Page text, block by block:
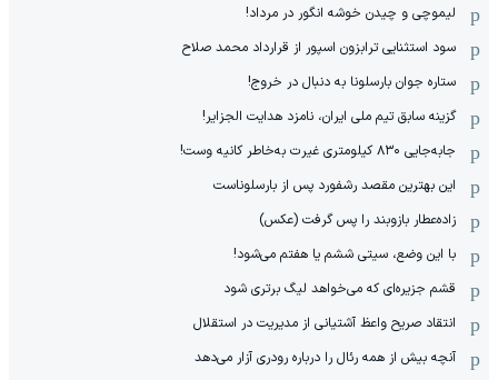
لیموچی و چیدن خوشه انگور در مرداد!
سود استثنایی ترابزون اسپور از قرارداد محمد صلاح
ستاره جوان بارسلونا به دنبال در خروج!
گزینه سابق تیم ملی ایران، نامزد هدایت الجزایر!
جابه‌جایی ۸۳۰ کیلومتری غیرت به‌خاطر کانیه وست!
این بهترین مقصد رشفورد پس از بارسلوناست
زاده‌عطار بازوبند را پس گرفت (عکس)
با این وضع، سیتی ششم یا هفتم می‌شود!
قشم جزیره‌ای که می‌خواهد لیگ برتری شود
انتقاد صریح واعظ آشتیانی از مدیریت در استقلال
آنچه بیش از همه رئال را درباره رودری آزار می‌دهد